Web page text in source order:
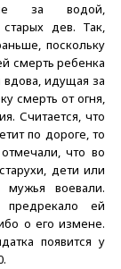
за водой,
дев. Так,
поскольку
смерть ребенка
вдова, идущая за
смерть от огня,
Считается, что
по дороге, то
что во
дети или
воевали.
ей
о его измене.
появится у